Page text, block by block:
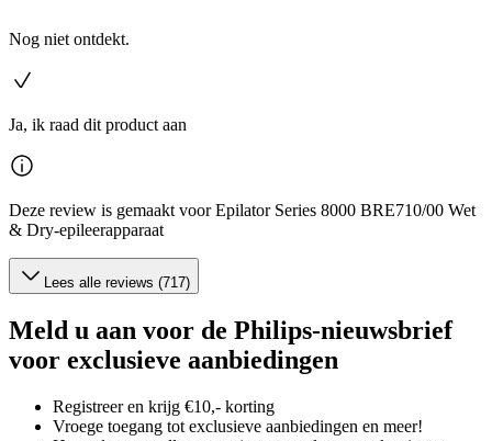
Nog niet ontdekt.
Ja, ik raad dit product aan
Deze review is gemaakt voor Epilator Series 8000 BRE710/00 Wet
& Dry-epileerapparaat
Lees alle reviews (717)
Meld u aan voor de Philips-nieuwsbrief
voor exclusieve aanbiedingen
Registreer en krijg €10,- korting
Vroege toegang tot exclusieve aanbiedingen en meer!